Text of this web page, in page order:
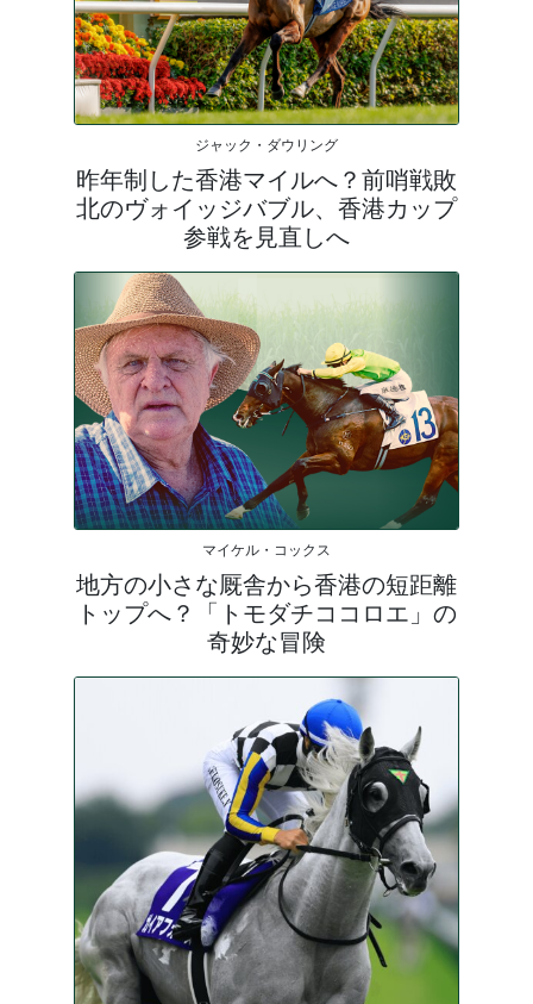
ジャック・ダウリング
昨年制した香港マイルへ？前哨戦敗
北のヴォイッジバブル、香港カップ
参戦を見直しへ
マイケル・コックス
地方の小さな厩舎から香港の短距離
トップへ？「トモダチココロエ」の
奇妙な冒険